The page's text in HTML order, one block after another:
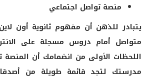
منصة تواصل اجتماعي
يتبادر للذهن أن مفهوم ثانوية أون
متواصل أمام دروس مسجلة على
اللحظات الأولى من انضمامك أن
مدرستك لتجد قائمة طويلة من